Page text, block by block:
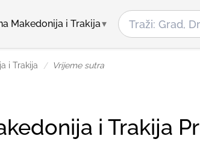
Makedonija i Trakija
i Trakija Vrijeme sutra
i Trakija